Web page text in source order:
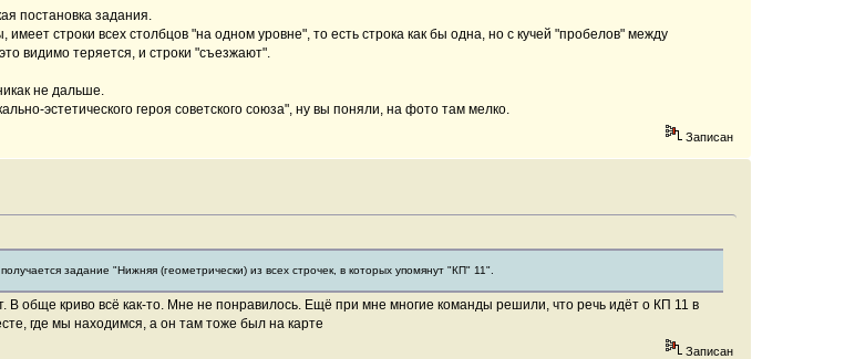
постановка задания.
имеет строки всех столбцов "на одном уровне", то есть строка как бы одна, но с кучей "пробелов" между
видимо теряется, и строки "съезжают".
не дальше.
эстетического героя советского союза", ну вы поняли, на фото там мелко.
Записан
задание "Нижняя (геометрически) из всех строчек, в которых упомянут "КП" 11".
В обще криво всё как-то. Мне не понравилось. Ещё при мне многие команды решили, что речь идёт о КП 11 в
где мы находимся, а он там тоже был на карте
Записан